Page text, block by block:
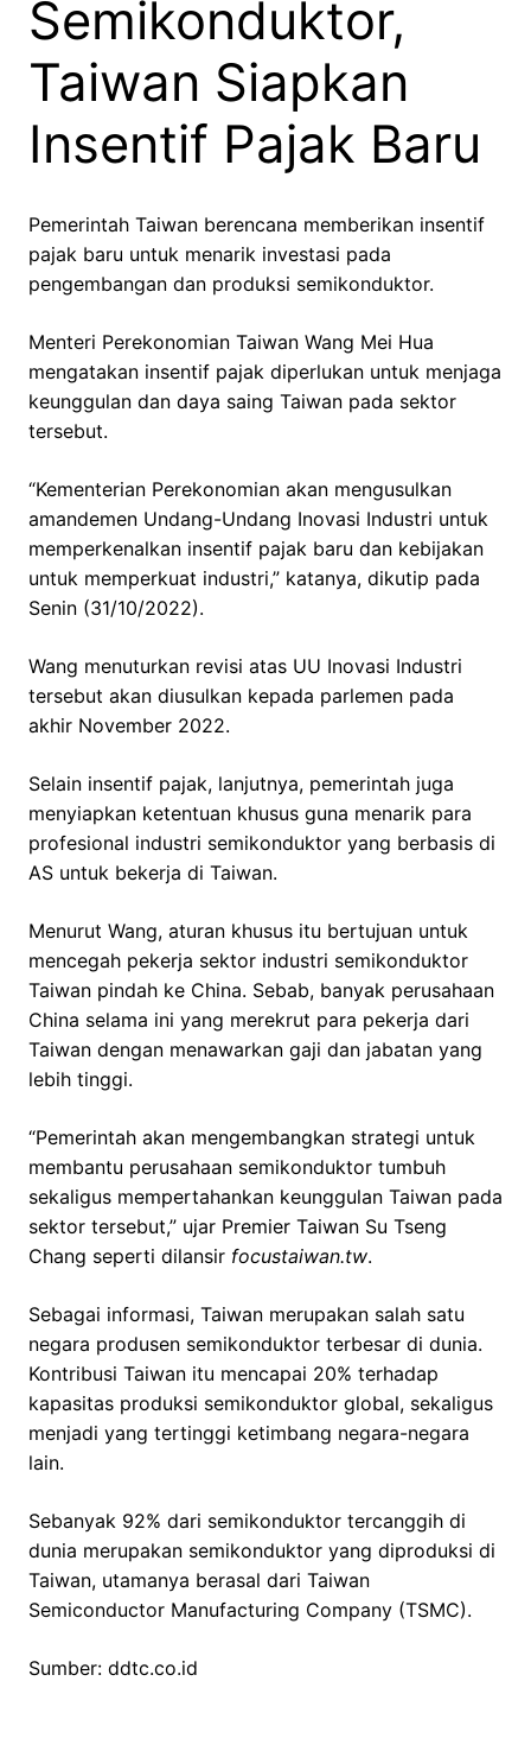
Semikonduktor,
Taiwan Siapkan
Insentif Pajak Baru
Pemerintah Taiwan berencana memberikan insentif
pajak baru untuk menarik investasi pada
pengembangan dan produksi semikonduktor.
Menteri Perekonomian Taiwan Wang Mei Hua
mengatakan insentif pajak diperlukan untuk menjaga
keunggulan dan daya saing Taiwan pada sektor
tersebut.
“Kementerian Perekonomian akan mengusulkan
amandemen Undang-Undang Inovasi Industri untuk
memperkenalkan insentif pajak baru dan kebijakan
untuk memperkuat industri,” katanya, dikutip pada
Senin (31/10/2022).
Wang menuturkan revisi atas UU Inovasi Industri
tersebut akan diusulkan kepada parlemen pada
akhir November 2022.
Selain insentif pajak, lanjutnya, pemerintah juga
menyiapkan ketentuan khusus guna menarik para
profesional industri semikonduktor yang berbasis di
AS untuk bekerja di Taiwan.
Menurut Wang, aturan khusus itu bertujuan untuk
mencegah pekerja sektor industri semikonduktor
Taiwan pindah ke China. Sebab, banyak perusahaan
China selama ini yang merekrut para pekerja dari
Taiwan dengan menawarkan gaji dan jabatan yang
lebih tinggi.
“Pemerintah akan mengembangkan strategi untuk
membantu perusahaan semikonduktor tumbuh
sekaligus mempertahankan keunggulan Taiwan pada
sektor tersebut,” ujar Premier Taiwan Su Tseng
Chang seperti dilansir focustaiwan.tw.
Sebagai informasi, Taiwan merupakan salah satu
negara produsen semikonduktor terbesar di dunia.
Kontribusi Taiwan itu mencapai 20% terhadap
kapasitas produksi semikonduktor global, sekaligus
menjadi yang tertinggi ketimbang negara-negara
lain.
Sebanyak 92% dari semikonduktor tercanggih di
dunia merupakan semikonduktor yang diproduksi di
Taiwan, utamanya berasal dari Taiwan
Semiconductor Manufacturing Company (TSMC).
Sumber: ddtc.co.id